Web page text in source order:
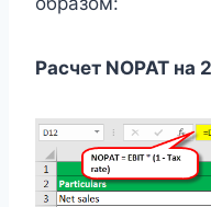
Расчет NOPAT на